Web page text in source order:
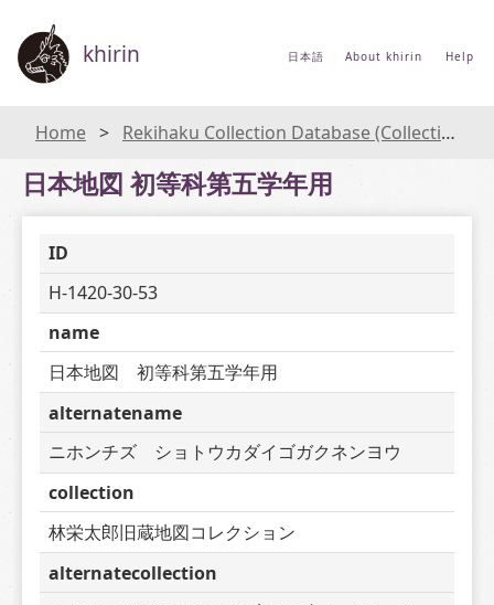
khirin 日本語 About khirin Help
Home Rekihaku Collection Database (Collections Database of the National Museum of Japanese History)
日本地図 初等科第五学年用
ID
H-1420-30-53
name
日本地図　初等科第五学年用
alternatename
ニホンチズ　ショトウカダイゴガクネンヨウ
collection
林栄太郎旧蔵地図コレクション
alternatecollection